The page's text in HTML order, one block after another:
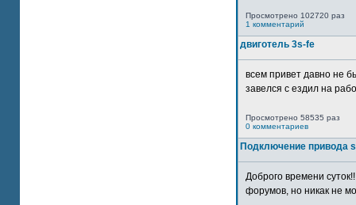
Просмотрено 102720 раз
1 комментарий
двиготель 3s-fe
всем привет давно не
завелся с ездил на
Просмотрено 58535 раз
0 комментариев
Подключение привода
Доброго времени
форумов, но никак не